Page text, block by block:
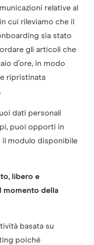
relative al
cui rileviamo che il
sia stato
gli articoli che
d’ore, in modo
ripristinata
dati personali
puoi opporti in
il modulo disponibile
libero e
momento della
basata su
poiché